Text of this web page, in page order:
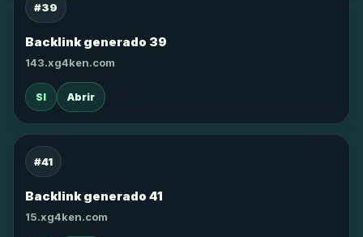
#39
Backlink generado 39
143.xg4ken.com
SI Abrir
#41
Backlink generado 41
15.xg4ken.com